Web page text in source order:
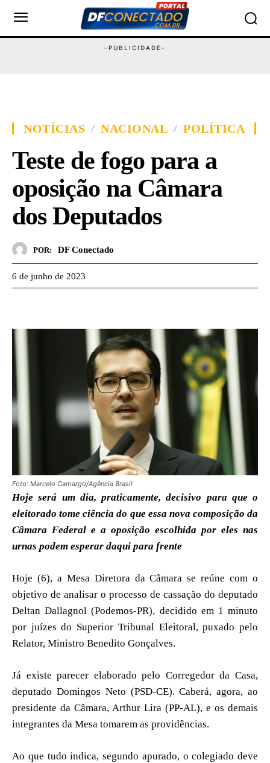
NOTÍCIAS NACIONAL POLÍTICA
Teste de fogo para a
oposição na Câmara
dos Deputados
POR: DF Conectado
6 de junho de 2023
Foto: Marcelo Camargo/Agência Brasil
Hoje será um dia, praticamente, decisivo para que o
eleitorado tome ciência do que essa nova composição da
Câmara Federal e a oposição escolhida por eles nas
urnas podem esperar daqui para frente
Hoje (6), a Mesa Diretora da Câmara se reúne com o
objetivo de analisar o processo de cassação do deputado
Deltan Dallagnol (Podemos-PR), decidido em 1 minuto
por juízes do Superior Tribunal Eleitoral, puxado pelo
Relator, Ministro Benedito Gonçalves.
Já existe parecer elaborado pelo Corregedor da Casa,
deputado Domingos Neto (PSD-CE). Caberá, agora, ao
presidente da Câmara, Arthur Lira (PP-AL), e os demais
integrantes da Mesa tomarem as providências.
Ao que tudo indica, segundo apurado, o colegiado deve